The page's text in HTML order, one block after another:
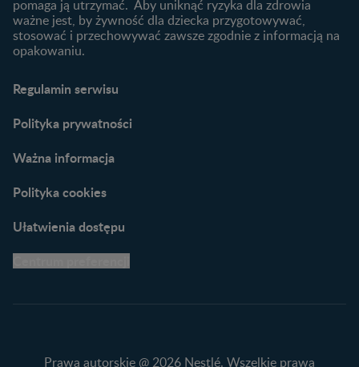
Maluszka
Materiały do pobrania
Narzędzia dla rodziców
praktyczne wskazówki
pomaga ją utrzymać. Aby uniknąć ryzyka dla zdrowia
ważne jest, by żywność dla dziecka przygotowywać,
stosować i przechowywać zawsze zgodnie z informacją na
opakowaniu.
Regulamin serwisu
Polityka prywatności
Ważna informacja
Polityka cookies
Ułatwienia dostępu
Prawa autorskie @ 2026 Nestlé. Wszelkie prawa